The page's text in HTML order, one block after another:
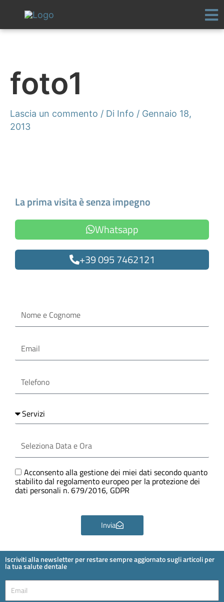
contenuto
foto1
Lascia un commento / Di Info / Gennaio 18,
2013
La prima visita è senza impegno
Whatsapp
+39 095 7462121
Cognome
Servizi
Data
e
GDPR
Acconsento alla gestione dei miei dati secondo quanto
stabilito dal regolamento europeo per la protezione dei
dati personali n. 679/2016, GDPR
Invia
Iscriviti alla newsletter per restare sempre aggiornato sugli articoli per
la tua salute dentale
Email